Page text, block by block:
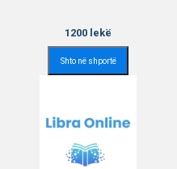
1200 lekë
Shto në shportë